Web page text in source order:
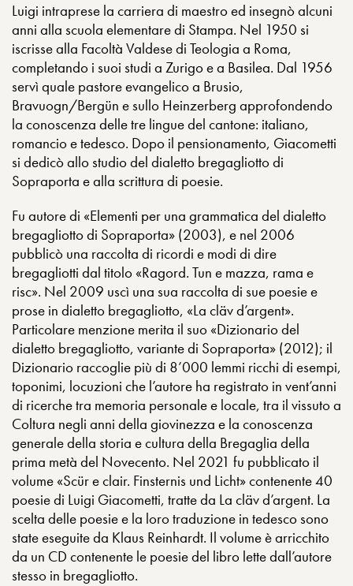
Luigi intraprese la carriera di maestro ed insegnò alcuni
anni alla scuola elementare di Stampa. Nel 1950 si
iscrisse alla Facoltà Valdese di Teologia a Roma,
completando i suoi studi a Zurigo e a Basilea. Dal 1956
servì quale pastore evangelico a Brusio,
Bravuogn/Bergün e sullo Heinzerberg approfondendo
la conoscenza delle tre lingue del cantone: italiano,
romancio e tedesco. Dopo il pensionamento, Giacometti
si dedicò allo studio del dialetto bregagliotto di
Sopraporta e alla scrittura di poesie.
Fu autore di «Elementi per una grammatica del dialetto
bregagliotto di Sopraporta» (2003), e nel 2006
pubblicò una raccolta di ricordi e modi di dire
bregagliotti dal titolo «Ragord. Tun e mazza, rama e
risc». Nel 2009 uscì una sua raccolta di sue poesie e
prose in dialetto bregagliotto, «La cläv d’argent».
Particolare menzione merita il suo «Dizionario del
dialetto bregagliotto, variante di Sopraporta» (2012); il
Dizionario raccoglie più di 8’000 lemmi ricchi di esempi,
toponimi, locuzioni che l’autore ha registrato in vent’anni
di ricerche tra memoria personale e locale, tra il vissuto a
Coltura negli anni della giovinezza e la conoscenza
generale della storia e cultura della Bregaglia della
prima metà del Novecento. Nel 2021 fu pubblicato il
volume «Scür e clair. Finsternis und Licht» contenente 40
poesie di Luigi Giacometti, tratte da La cläv d’argent. La
scelta delle poesie e la loro traduzione in tedesco sono
state eseguite da Klaus Reinhardt. Il volume è arricchito
da un CD contenente le poesie del libro lette dall’autore
stesso in bregagliotto.